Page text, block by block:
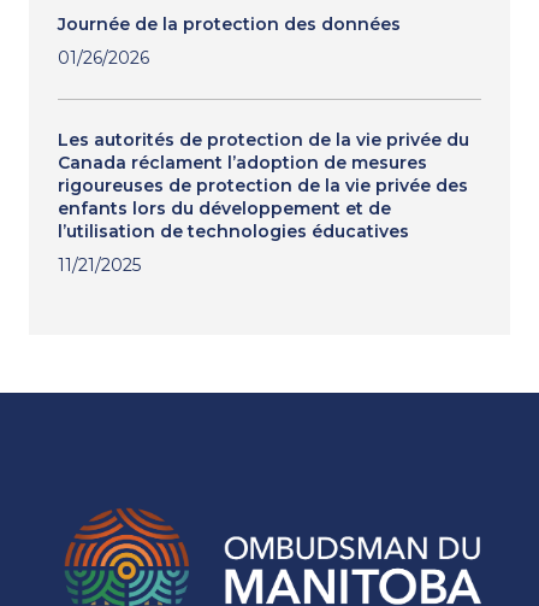
Journée de la protection des données
01/26/2026
Les autorités de protection de la vie privée du
Canada réclament l’adoption de mesures
rigoureuses de protection de la vie privée des
enfants lors du développement et de
l’utilisation de technologies éducatives
11/21/2025